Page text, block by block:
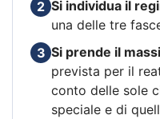
2 Si individua il
una delle tre
3 Si prende il
prevista per il
conto delle sole
speciale e di